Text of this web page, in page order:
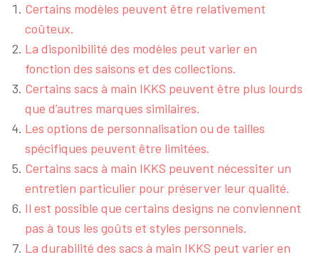
Certains modèles peuvent être relativement
coûteux.
La disponibilité des modèles peut varier en
fonction des saisons et des collections.
Certains sacs à main IKKS peuvent être plus lourds
que d’autres marques similaires.
Les options de personnalisation ou de tailles
spécifiques peuvent être limitées.
Certains sacs à main IKKS peuvent nécessiter un
entretien particulier pour préserver leur qualité.
Il est possible que certains designs ne conviennent
pas à tous les goûts et styles personnels.
La durabilité des sacs à main IKKS peut varier en